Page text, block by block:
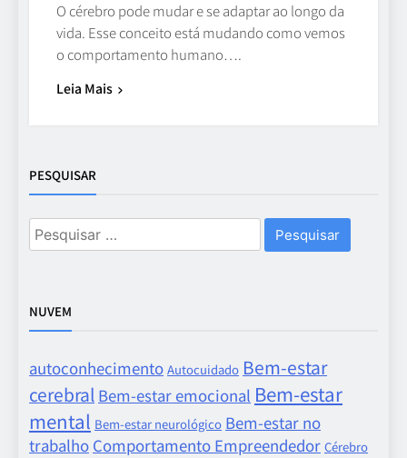
O cérebro pode mudar e se adaptar ao longo da
vida. Esse conceito está mudando como vemos
o comportamento humano….
Leia Mais
PESQUISAR
Pesquisar
por:
NUVEM
autoconhecimento Autocuidado Bem-estar
cerebral Bem-estar emocional Bem-estar
mental Bem-estar neurológico Bem-estar no
trabalho Comportamento Empreendedor Cérebro